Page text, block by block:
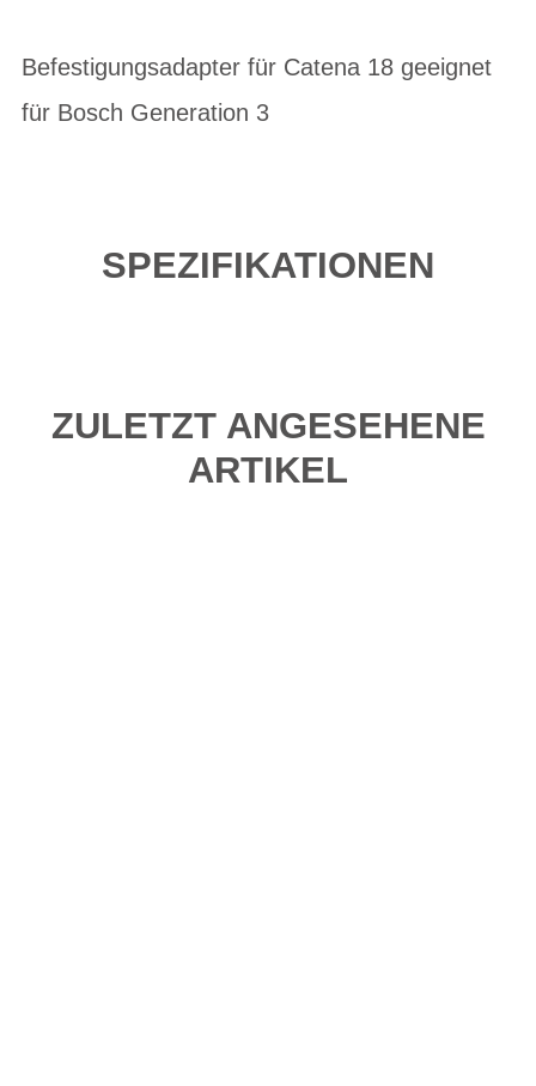
Befestigungsadapter für Catena 18 geeignet
für Bosch Generation 3
SPEZIFIKATIONEN
ZULETZT ANGESEHENE
ARTIKEL